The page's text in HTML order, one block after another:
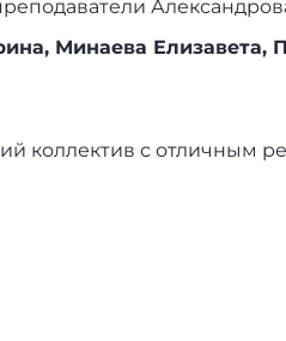
Минаева
коллектив с отличным